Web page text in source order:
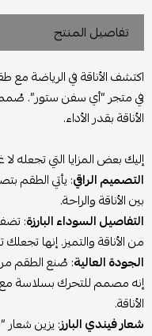
تفاصيل المنتج
اكتشف الأناقة في الرياضة
في متجر “أي سفن ستور”. صُمم
الأناقة بقدر الأداء.
إليك بعض المزايا التي تجعله
التصميم الراقي: يأتي الطقم
بين الأناقة والراحة.
التفاصيل السوداء البارزة:
من الأناقة والتميز. إنها
الجودة العالية: صُنع الطقم من
إنه مصمم للتحرك بسلاسة مع
الأناقة.
شعار فيندي البارز: يزين شعار